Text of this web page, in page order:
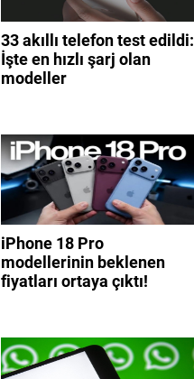
33 akıllı telefon test edildi:
İşte en hızlı şarj olan
modeller
iPhone 18 Pro
modellerinin beklenen
fiyatları ortaya çıktı!